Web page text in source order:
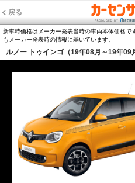
戻る
新車時価格はメーカー発表当時の車両本体価格で
もメーカー発表時の情報に基いています。
ルノー トゥインゴ（19年08月～19年09